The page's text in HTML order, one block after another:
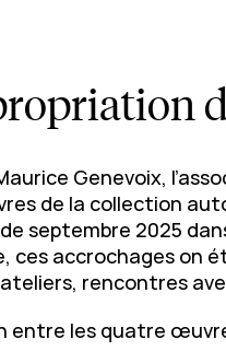
Genevoix,
de la collection
septembre 2025
ces accrochages on
rencontres
entre les quatre